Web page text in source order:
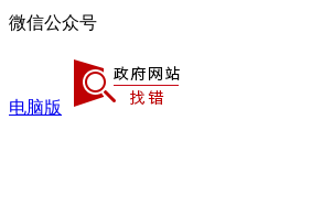
微信公众号
电脑版